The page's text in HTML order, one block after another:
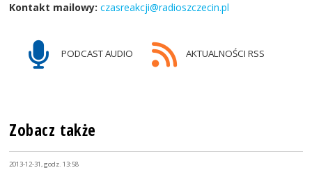
Kontakt mailowy: czasreakcji@radioszczecin.pl
PODCAST AUDIO AKTUALNOŚCI RSS
Zobacz także
2013-12-31, godz. 13:58